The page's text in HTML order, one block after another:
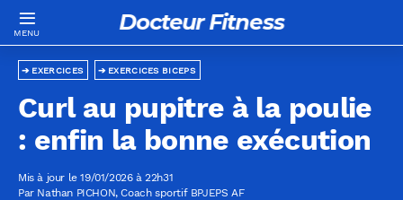
Docteur Fitness
EXERCICES BICEPS
EXERCICES
Curl au pupitre à la poulie
: enfin la bonne exécution
Mis à jour le 19/01/2026 à 22h31
Par Nathan PICHON, Coach sportif BPJEPS AF